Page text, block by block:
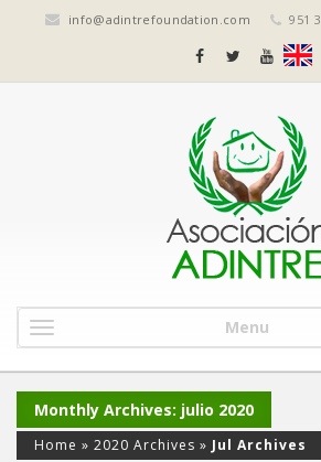
info@adintrefoundation.com 951
Menu
Monthly Archives: julio 2020
Home » 2020 Archives » Jul Archives